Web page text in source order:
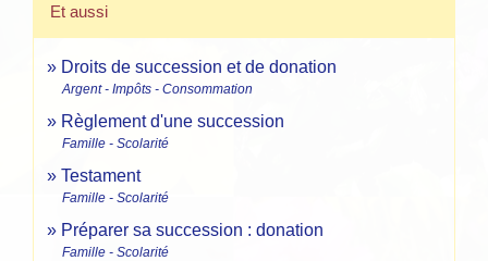
Et aussi
Droits de succession et de donation
Argent - Impôts - Consommation
Règlement d'une succession
Famille - Scolarité
Testament
Famille - Scolarité
Préparer sa succession : donation
Famille - Scolarité